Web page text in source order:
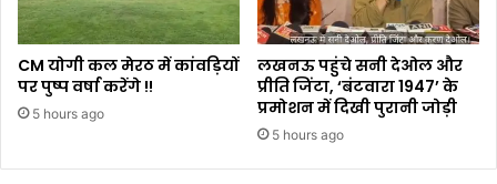
CM योगी कल मेरठ में कांवड़ियों
पर पुष्प वर्षा करेंगे !!
5 hours ago
लखनऊ पहुंचे सनी देओल और
प्रीति जिंटा, ‘बंटवारा 1947’ के
प्रमोशन में दिखी पुरानी जोड़ी
5 hours ago